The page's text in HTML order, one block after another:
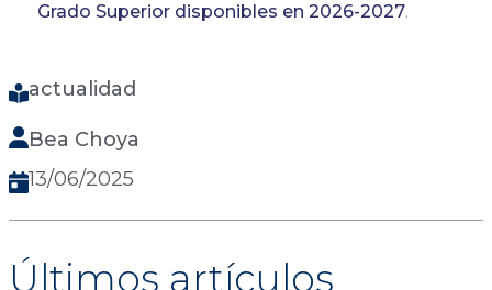
Grado Superior disponibles en 2026-2027.
actualidad
Bea Choya
13/06/2025
Últimos artículos